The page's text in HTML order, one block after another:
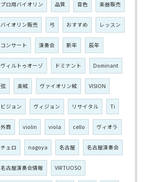
プロ用バイオリン 品質 音色 楽器販売
バイオリン販売 弓 おすすめ レッスン
コンサート 演奏会 新年 辰年
ヴィルトゥオーゾ ドミナント Dominant
弦 楽絃 ヴァイオリン絃 VISION
ビジョン ヴィジョン リサイタル Ti
外商 violin viola cello ヴィオラ
チェロ nagoya 名古屋 名古屋演奏会
名古屋演奏会情報 VIRTUOSO